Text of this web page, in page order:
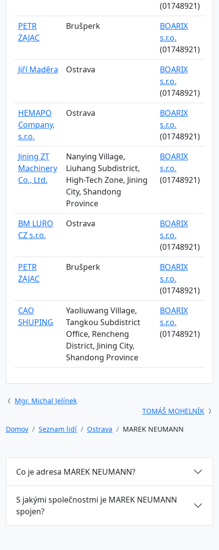
(01748921)
PETR
ZAJAC
Brušperk
BOARIX
s.r.o.
(01748921)
Jiří Maděra
Ostrava
BOARIX
s.r.o.
(01748921)
HEMAPO
Company,
s.r.o.
Ostrava
BOARIX
s.r.o.
(01748921)
Jining ZT
Machinery
Co., Ltd.
Nanying Village,
Liuhang Subdistrict,
High-Tech Zone, Jining
City, Shandong
Province
BOARIX
s.r.o.
(01748921)
BM LURO
CZ s.r.o.
Ostrava
BOARIX
s.r.o.
(01748921)
PETR
ZAJAC
Brušperk
BOARIX
s.r.o.
(01748921)
CAO
SHUPING
Yaoliuwang Village,
Tangkou Subdistrict
Office, Rencheng
District, Jining City,
Shandong Province
BOARIX
s.r.o.
(01748921)
Mgr. Michal Jelínek
TOMÁŠ MOHELNÍK
Domov
Seznam lidí Ostrava MAREK NEUMANN
Co je adresa MAREK NEUMANN?
S jakými společnostmi je MAREK NEUMANN
spojen?